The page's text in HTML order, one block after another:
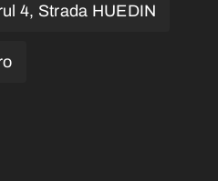
4, Strada HUEDIN